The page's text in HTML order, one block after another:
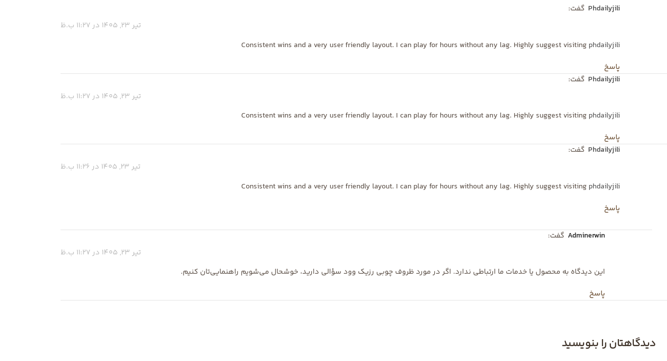
phdailyjili
گفت:
تیر 23, 1405 در 11:27 ب.ظ
Consistent wins and a very user friendly layout. I can play for hours without any lag. Highly suggest visiting phdailyjili
پاسخ
phdailyjili
گفت:
تیر 23, 1405 در 11:27 ب.ظ
Consistent wins and a very user friendly layout. I can play for hours without any lag. Highly suggest visiting phdailyjili
پاسخ
phdailyjili
گفت:
تیر 23, 1405 در 11:26 ب.ظ
Consistent wins and a very user friendly layout. I can play for hours without any lag. Highly suggest visiting phdailyjili
پاسخ
adminerwin
گفت:
تیر 23, 1405 در 11:27 ب.ظ
این دیدگاه به محصول یا خدمات ما ارتباطی ندارد. اگر در مورد ظروف چوبی رزیک وود سؤالی دارید، خوشحال می‌شویم راهنمایی‌تان کنیم.
پاسخ
دیدگاهتان را بنویسید